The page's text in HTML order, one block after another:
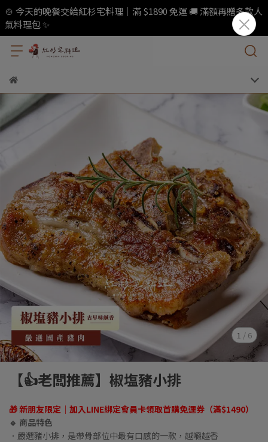
🍲 今天的晚餐交給紅杉宅料理｜滿 $1890 免運 🚚 滿額再贈多款人
氣料理包 ✨
1 / 6
【👍老闆推薦】椒塩豬小排
🎁 新朋友限定｜加入LINE綁定會員卡領取首購免運券（滿$1490）
🔹 商品特色
．嚴選豬小排，是帶骨部位中最有口感的一款，越嚼越香